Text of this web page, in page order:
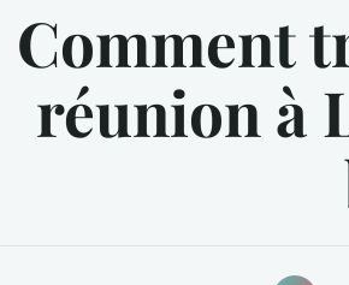
Comment
réunion à